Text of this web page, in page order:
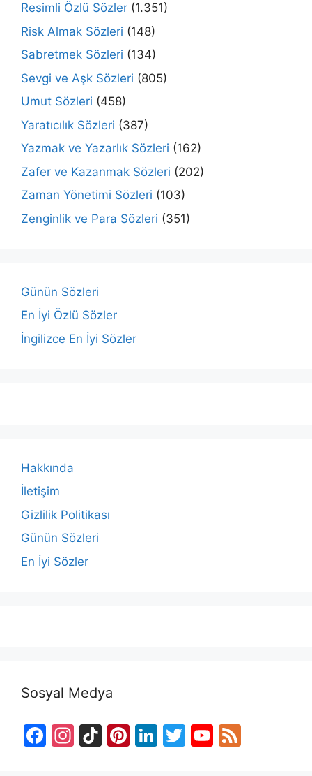
Resimli Özlü Sözler (1.351)
Risk Almak Sözleri (148)
Sabretmek Sözleri (134)
Sevgi ve Aşk Sözleri (805)
Umut Sözleri (458)
Yaratıcılık Sözleri (387)
Yazmak ve Yazarlık Sözleri (162)
Zafer ve Kazanmak Sözleri (202)
Zaman Yönetimi Sözleri (103)
Zenginlik ve Para Sözleri (351)
Günün Sözleri
En İyi Özlü Sözler
İngilizce En İyi Sözler
Hakkında
İletişim
Gizlilik Politikası
Günün Sözleri
En İyi Sözler
Sosyal Medya
F
In Ti Pi Li T
Y